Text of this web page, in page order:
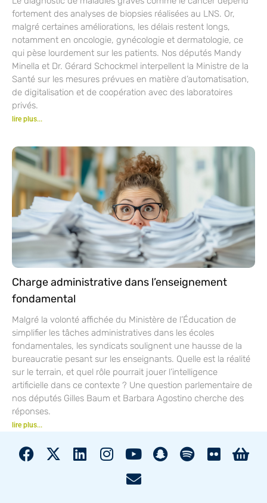
fortement des analyses de biopsies réalisées au LNS. Or,
malgré certaines améliorations, les délais restent longs,
notamment en oncologie, gynécologie et dermatologie, ce
qui pèse lourdement sur les patients. Nos députés Mandy
Minella et Dr. Gérard Schockmel interpellent la Ministre de la
Santé sur les mesures prévues en matière d’automatisation,
de digitalisation et de coopération avec des laboratoires
privés.
lire plus...
Charge administrative dans l’enseignement
fondamental
Malgré la volonté affichée du Ministère de l’Éducation de
simplifier les tâches administratives dans les écoles
fondamentales, les syndicats soulignent une hausse de la
bureaucratie pesant sur les enseignants. Quelle est la réalité
sur le terrain, et quel rôle pourrait jouer l’intelligence
artificielle dans ce contexte ? Une question parlementaire de
nos députés Gilles Baum et Barbara Agostino cherche des
réponses.
lire plus...